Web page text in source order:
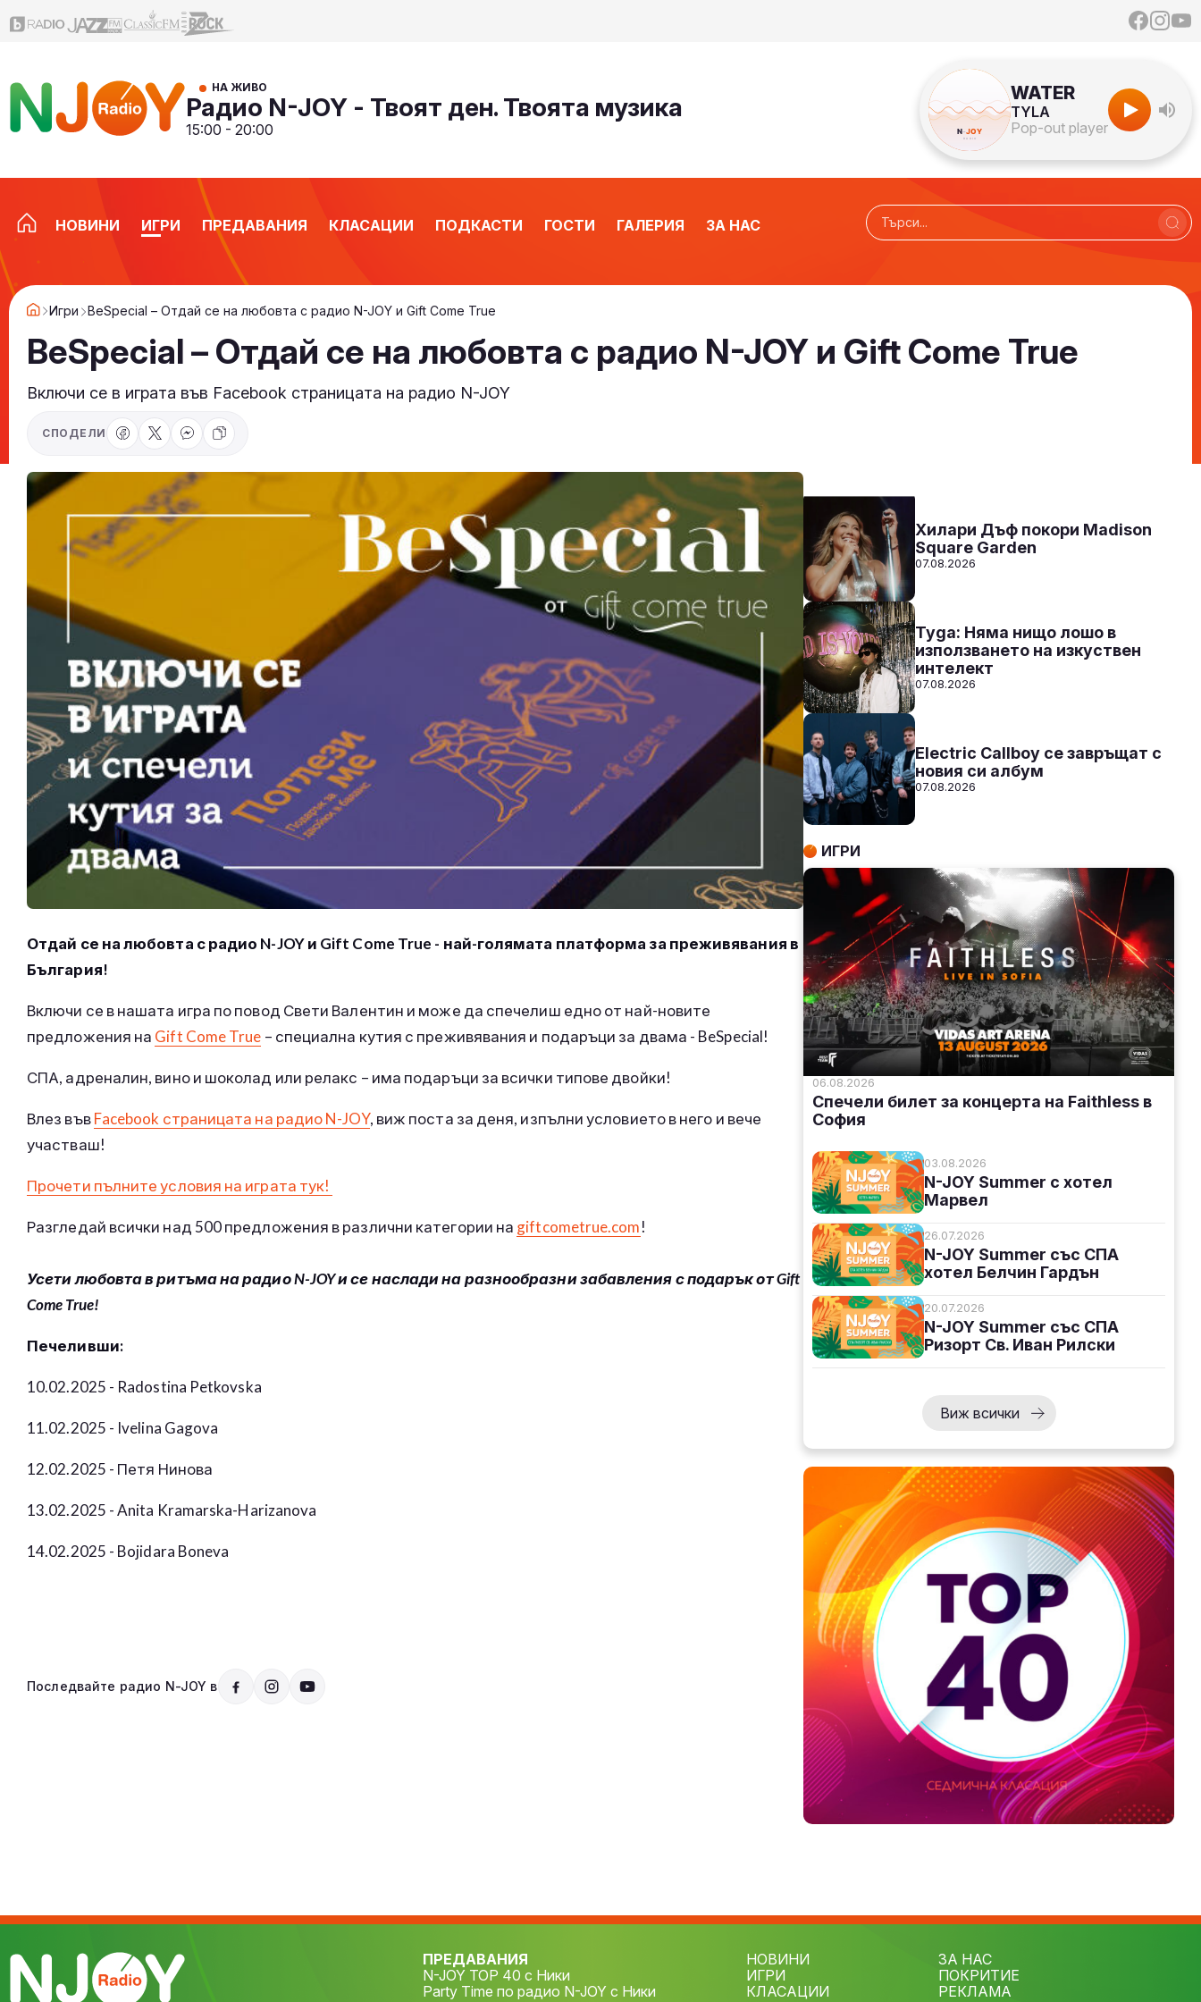
НА ЖИВО
Радио N-JOY - Твоят ден. Твоята музика
15:00 - 20:00
WATER
TYLA
Pop-out player
НОВИНИ ИГРИ ПРЕДАВАНИЯ КЛАСАЦИИ ПОДКАСТИ ГОСТИ ГАЛЕРИЯ ЗА НАС
Игри BeSpecial – Отдай се на любовта с радио N-JOY и Gift Come True
BeSpecial – Отдай се на любовта с радио N-JOY и Gift Come True
Включи се в играта във Facebook страницата на радио N-JOY
СПОДЕЛИ
Отдай се на любовта с радио N-JOY и Gift Come True - най-голямата платформа за преживявания в
България!
Включи се в нашата игра по повод Свети Валентин и може да спечелиш едно от най-новите
предложения на Gift Come True – специална кутия с преживявания и подаръци за двама - BeSpecial!
СПА, адреналин, вино и шоколад или релакс – има подаръци за всички типове двойки!
Влез въвFacebook страницата на радио N-JOY, виж поста за деня, изпълни условието в него и вече
участваш!
Прочети пълните условия на играта тук!
Разгледай всички над 500 предложения в различни категории на giftcometrue.com!
Усети любовта в ритъма на радио N-JOY и се наслади на разнообразни забавления с подарък от Gift
Come True!
Печеливши:
10.02.2025 - Radostina Petkovska
11.02.2025 - Ivelina Gagova
12.02.2025 - Петя Нинова
13.02.2025 - Anita Kramarska-Harizanova
14.02.2025 - Bojidara Boneva
Последвайте радио N-JOY в
СЛУШАЙ
Хилари Дъф покори Madison
Square Garden
07.08.2026
Tyga: Няма нищо лошо в
използването на изкуствен
интелект
07.08.2026
Electric Callboy се завръщат с
новия си албум
07.08.2026
ИГРИ
06.08.2026
Спечели билет за концерта на Faithless в
София
03.08.2026
N-JOY Summer с хотел
Марвел
26.07.2026
N-JOY Summer със СПА
хотел Белчин Гардън
20.07.2026
N-JOY Summer със СПА
Ризорт Св. Иван Рилски
Виж всички
ПРЕДАВАНИЯ
N-JOY TOP 40 с Ники
Party Time по радио N-JOY с Ники
НОВИНИ
ИГРИ
КЛАСАЦИИ
ЗА НАС
ПОКРИТИЕ
РЕКЛАМА